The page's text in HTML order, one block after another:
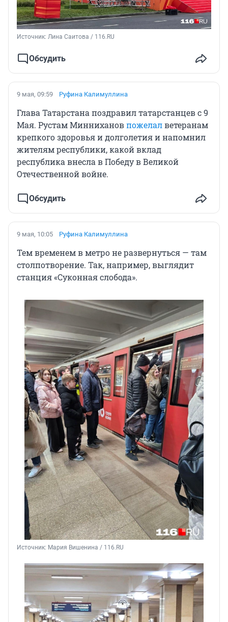
Источник: Лина Саитова / 116.RU
Обсудить
9 мая, 09:59 Руфина Калимуллина
Глава Татарстана поздравил татарстанцев с 9
Мая. Рустам Миннихановпожелалветеранам
крепкого здоровья и долголетия и напомнил
жителям республики, какой вклад
республика внесла в Победу в Великой
Отечественной войне.
Обсудить
9 мая, 10:05 Руфина Калимуллина
Тем временем в метро не развернуться — там
столпотворение. Так, например, выглядит
станция «Суконная слобода».
Источник: Мария Вишенина / 116.RU